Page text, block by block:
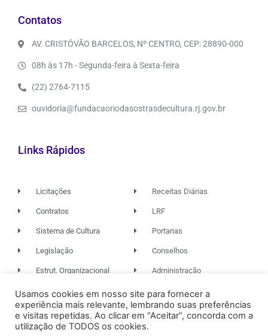
Contatos
AV. CRISTÓVÃO BARCELOS, Nº CENTRO, CEP: 28890-000
08h às 17h - Segunda-feira à Sexta-feira
(22) 2764-7115
ouvidoria@fundacaoriodasostrasdecultura.rj.gov.br
Links Rápidos
Licitações
Contratos
Sistema de Cultura
Legislação
Estrut. Organizacional
Receitas Diárias
LRF
Portarias
Conselhos
Administração
© 2026. TODOS OS DIREITOS RESERVADOS.
Usamos cookies em nosso site para fornecer a
experiência mais relevante, lembrando suas preferências
e visitas repetidas. Ao clicar em “Aceitar”, concorda com a
utilização de TODOS os cookies.